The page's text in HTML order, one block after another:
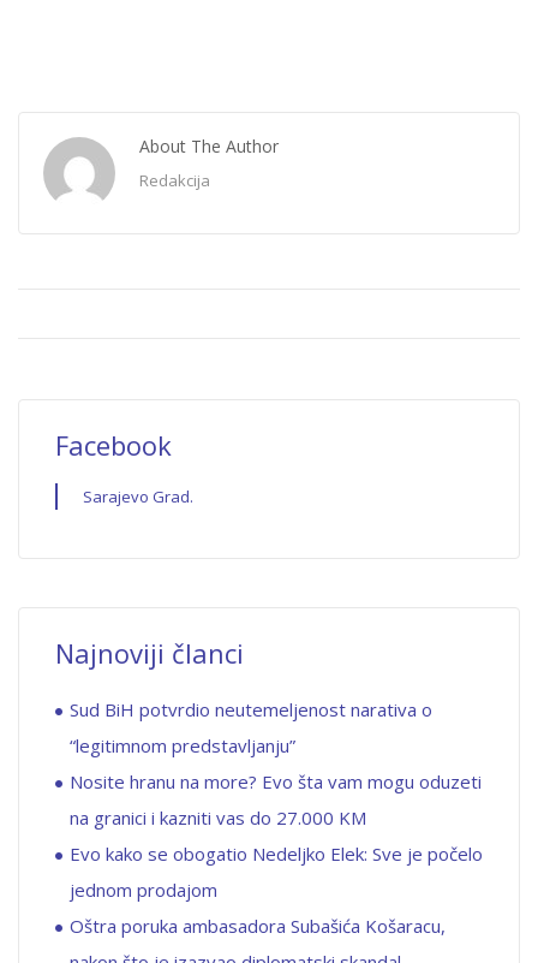
About The Author
Redakcija
Facebook
Sarajevo Grad.
Najnoviji članci
Sud BiH potvrdio neutemeljenost narativa o
“legitimnom predstavljanju”
Nosite hranu na more? Evo šta vam mogu oduzeti
na granici i kazniti vas do 27.000 KM
Evo kako se obogatio Nedeljko Elek: Sve je počelo
jednom prodajom
Oštra poruka ambasadora Subašića Košaracu,